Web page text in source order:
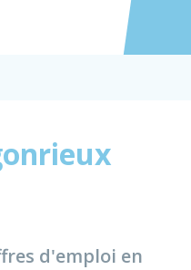
Accéder
d'emploi en